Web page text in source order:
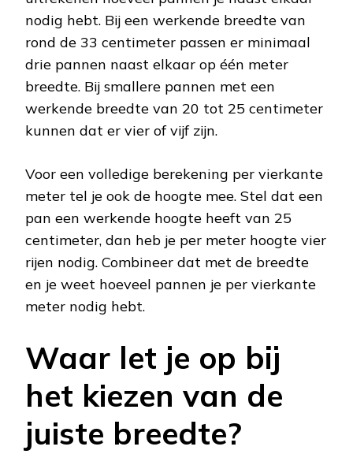
nodig hebt. Bij een werkende breedte van
rond de 33 centimeter passen er minimaal
drie pannen naast elkaar op één meter
breedte. Bij smallere pannen met een
werkende breedte van 20 tot 25 centimeter
kunnen dat er vier of vijf zijn.
Voor een volledige berekening per vierkante
meter tel je ook de hoogte mee. Stel dat een
pan een werkende hoogte heeft van 25
centimeter, dan heb je per meter hoogte vier
rijen nodig. Combineer dat met de breedte
en je weet hoeveel pannen je per vierkante
meter nodig hebt.
Waar let je op bij
het kiezen van de
juiste breedte?